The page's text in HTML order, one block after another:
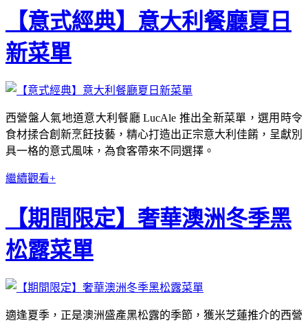
【意式經典】意大利餐廳夏日
新菜單
西營盤人氣地道意大利餐廳 LucAle 推出全新菜單，選用時令
食材揉合創新烹飪技藝，精心打造出正宗意大利佳餚，呈獻別
具一格的意式風味，為食客帶來不同選擇。
繼續觀看+
【期間限定】奢華澳洲冬季黑
松露菜單
適逢夏季，正是澳洲盛產黑松露的季節，獲米芝蓮推介的西營